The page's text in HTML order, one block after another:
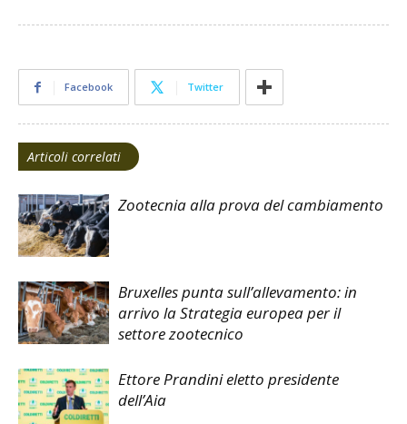
Facebook Twitter
Articoli correlati
Zootecnia alla prova del cambiamento
Bruxelles punta sull’allevamento: in
arrivo la Strategia europea per il
settore zootecnico
Ettore Prandini eletto presidente
dell’Aia